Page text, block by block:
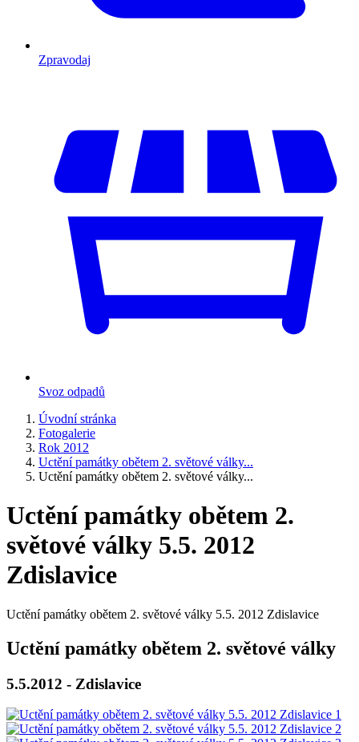
Zpravodaj
Svoz odpadů
Úvodní stránka
Fotogalerie
Rok 2012
Uctění památky obětem 2. světové války...
Uctění památky obětem 2. světové války...
Uctění památky obětem 2.
světové války 5.5. 2012
Zdislavice
Uctění památky obětem 2. světové války 5.5. 2012 Zdislavice
Uctění památky obětem 2. světové války
5.5.2012 - Zdislavice